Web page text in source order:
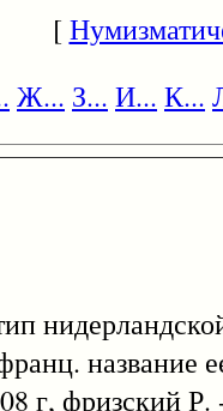
[
Ж... З... И... К...
название
г, фризский